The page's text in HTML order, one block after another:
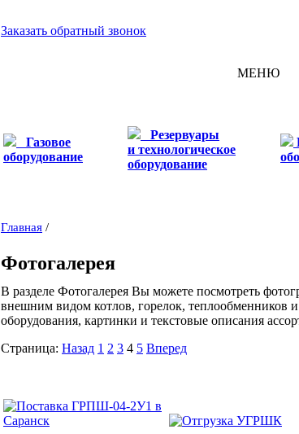
Заказать обратный звонок
МЕНЮ
Газовое
оборудование
Резервуары
и технологическое
оборудование
Главная /
Фотогалерея
В разделе Фотогалерея Вы можете посмотреть
внешним видом котлов, горелок, теплообменников
оборудования, картинки и текстовые описания
Страница: Назад 1 2 3 4 5 Вперед